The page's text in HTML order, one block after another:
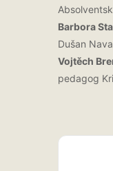
Barbora
Dušan
Vojtěch
pedagog